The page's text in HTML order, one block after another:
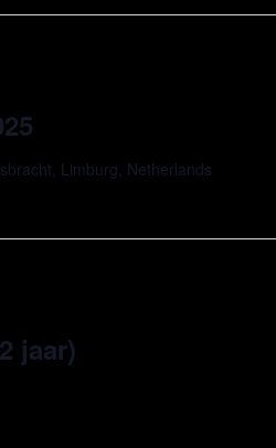
Limburg, Netherlands
jaar)